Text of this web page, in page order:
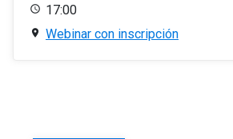
17:00
Webinar con inscripción